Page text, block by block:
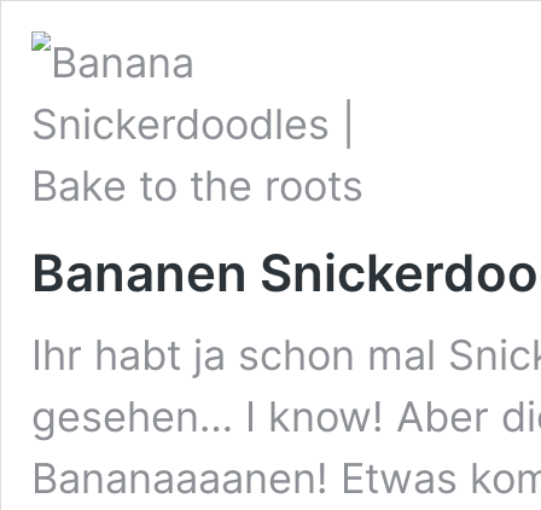
Bananen
Ihr habt ja schon mal
gesehen… I know! Aber
Bananaaaanen! Etwas